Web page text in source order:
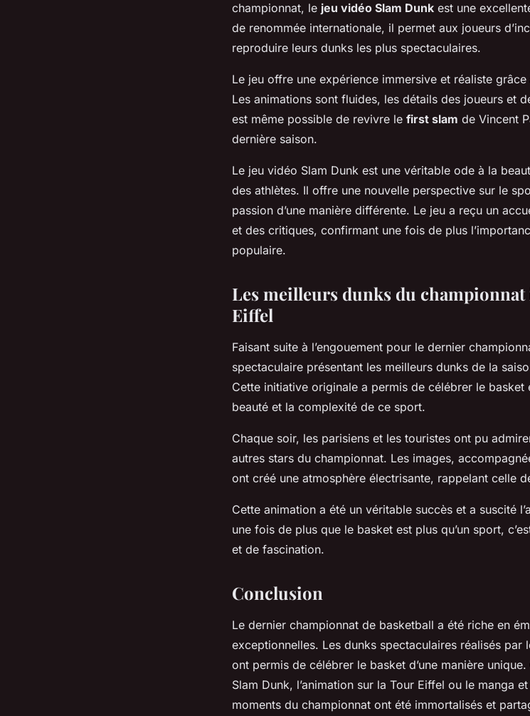
championnat, le jeu vidéo Slam Dunk est une
de renommée internationale, il permet aux joueurs
reproduire leurs dunks les plus spectaculaires.
Le jeu offre une expérience immersive et réaliste
Les animations sont fluides, les détails des joueurs et
est même possible de revivre le first slam de Vincent
dernière saison.
Le jeu vidéo Slam Dunk est une véritable ode à la
des athlètes. Il offre une nouvelle perspective sur le
passion d’une manière différente. Le jeu a reçu un
et des critiques, confirmant une fois de plus
populaire.
Les meilleurs dunks du
Eiffel
Faisant suite à l’engouement pour le dernier
spectaculaire présentant les meilleurs dunks de la
Cette initiative originale a permis de célébrer le
beauté et la complexité de ce sport.
Chaque soir, les parisiens et les touristes ont pu
autres stars du championnat. Les images,
ont créé une atmosphère électrisante, rappelant celle
Cette animation a été un véritable succès et a suscité
une fois de plus que le basket est plus qu’un sport,
et de fascination.
Conclusion
Le dernier championnat de basketball a été riche en
exceptionnelles. Les dunks spectaculaires réalisés par
ont permis de célébrer le basket d’une manière
Slam Dunk, l’animation sur la Tour Eiffel ou le manga
moments du championnat ont été immortalisés et